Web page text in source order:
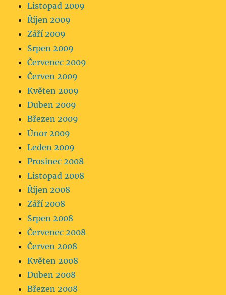
Listopad 2009
Říjen 2009
Září 2009
Srpen 2009
Červenec 2009
Červen 2009
Květen 2009
Duben 2009
Březen 2009
Únor 2009
Leden 2009
Prosinec 2008
Listopad 2008
Říjen 2008
Září 2008
Srpen 2008
Červenec 2008
Červen 2008
Květen 2008
Duben 2008
Březen 2008